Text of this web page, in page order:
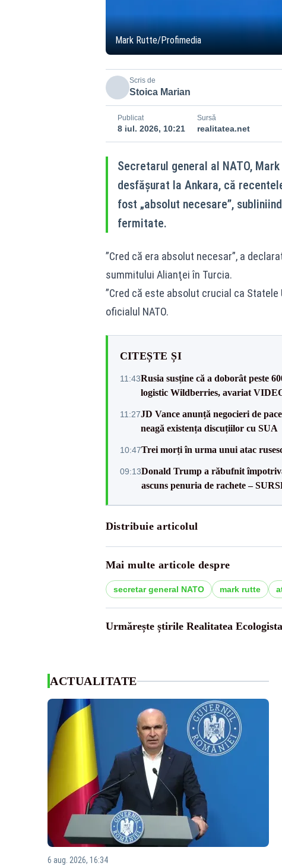
Mark Rutte/Profimedia
Scris de
Stoica Marian
Publicat
8 iul. 2026, 10:21
Sursă
realitatea.net
Secretarul general al NATO,
desfășurat la Ankara, că
fost „absolut necesare”,
fermitate.
”Cred că era absolut necesar”, a
summitului Alianţei în Turcia.
”Cred că este absolut crucial ca
oficialul NATO.
CITEȘTE ȘI
11:43Rusia susține că a doborât peste
logistic Wildberries, avariat
11:27JD Vance anunță negocieri de
neagă existența discuțiilor cu SUA
10:47Trei morți în urma unui atac
09:13Donald Trump a răbufnit
ascuns penuria de rachete –
Distribuie articolul
Mai multe articole despre
secretar general NATO mark rutte
Urmărește știrile Realitatea
ACTUALITATE
6 aug. 2026, 16:34